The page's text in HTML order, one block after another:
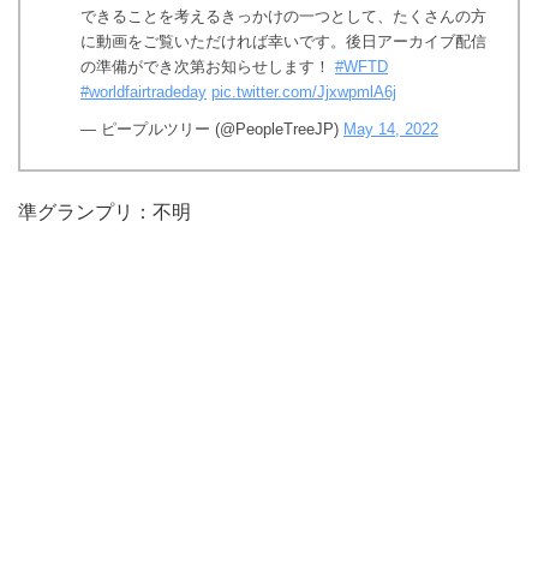
できることを考えるきっかけの一つとして、たくさんの方
に動画をご覧いただければ幸いです。後日アーカイブ配信
の準備ができ次第お知らせします！ #WFTD
#worldfairtradeday pic.twitter.com/JjxwpmlA6j
— ピープルツリー (@PeopleTreeJP) May 14, 2022
準グランプリ：不明